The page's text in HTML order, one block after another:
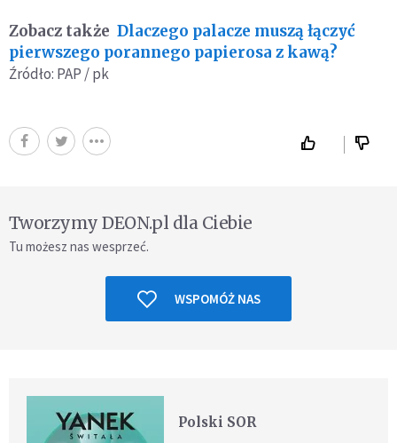
Zobacz także Dlaczego palacze muszą łączyć
pierwszego porannego papierosa z kawą?
Źródło: PAP / pk
Tworzymy DEON.pl dla Ciebie
Tu możesz nas wesprzeć.
WSPOMÓŻ NAS
Polski SOR